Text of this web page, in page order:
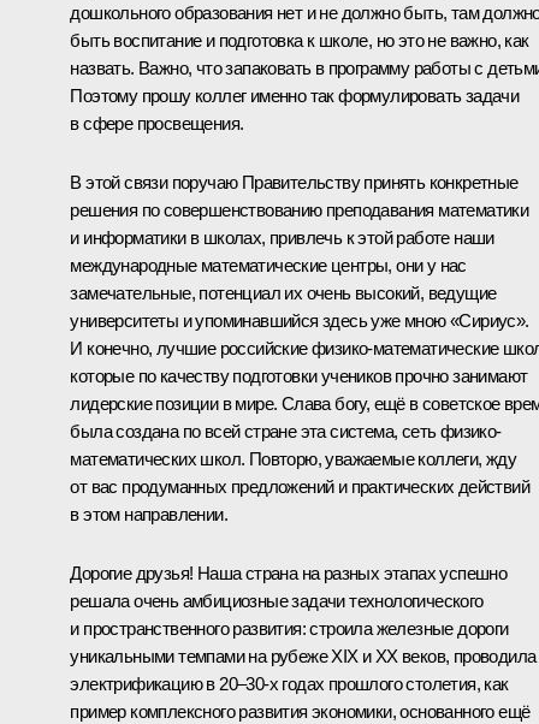
дошкольного образования нет и не должно быть, там
быть воспитание и подготовка к школе, но это не важно, как
назвать. Важно, что запаковать в программу работы с
Поэтому прошу коллег именно так формулировать задачи
в сфере просвещения.
В этой связи поручаю Правительству принять конкретные
решения по совершенствованию преподавания математики
и информатики в школах, привлечь к этой работе наши
международные математические центры, они у нас
замечательные, потенциал их очень высокий, ведущие
университеты и упоминавшийся здесь уже мною «Сириус».
И конечно, лучшие российские физико-математические
которые по качеству подготовки учеников прочно занимают
лидерские позиции в мире. Слава богу, ещё в советское
была создана по всей стране эта система, сеть физико-
математических школ. Повторю, уважаемые коллеги, жду
от вас продуманных предложений и практических действий
в этом направлении.
Дорогие друзья! Наша страна на разных этапах успешно
решала очень амбициозные задачи технологического
и пространственного развития: строила железные дороги
уникальными темпами на рубеже XIX и XX веков, проводила
электрификацию в 20–30-х годах прошлого столетия, как
пример комплексного развития экономики, основанного ещё